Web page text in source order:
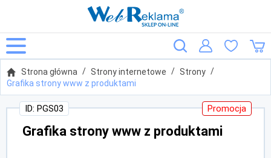
Strona główna Strony internetowe
Strony
Grafika strony www z produktami
Grafika strony www z produktami
ID: PGS03 Promocja